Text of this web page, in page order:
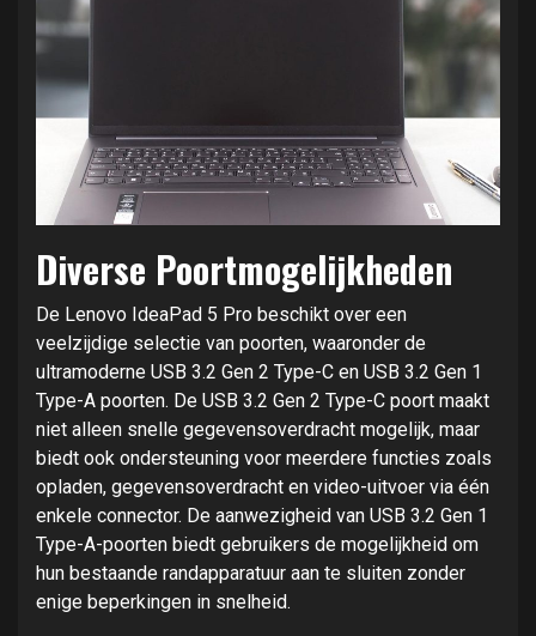
Diverse Poortmogelijkheden
De Lenovo IdeaPad 5 Pro beschikt over een
veelzijdige selectie van poorten, waaronder de
ultramoderne USB 3.2 Gen 2 Type-C en USB 3.2 Gen 1
Type-A poorten. De USB 3.2 Gen 2 Type-C poort maakt
niet alleen snelle gegevensoverdracht mogelijk, maar
biedt ook ondersteuning voor meerdere functies zoals
opladen, gegevensoverdracht en video-uitvoer via één
enkele connector. De aanwezigheid van USB 3.2 Gen 1
Type-A-poorten biedt gebruikers de mogelijkheid om
hun bestaande randapparatuur aan te sluiten zonder
enige beperkingen in snelheid.